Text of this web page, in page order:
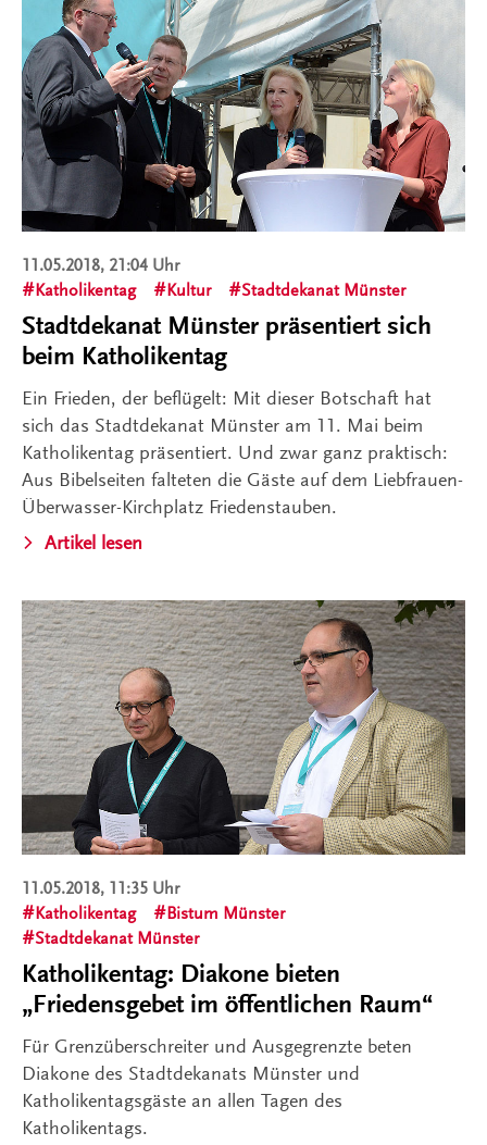
11.05.2018, 21:04 Uhr
Katholikentag
Kultur Stadtdekanat Münster
Stadtdekanat Münster präsentiert sich
beim Katholikentag
Ein Frieden, der beflügelt: Mit dieser Botschaft hat
sich das Stadtdekanat Münster am 11. Mai beim
Katholikentag präsentiert. Und zwar ganz praktisch:
Aus Bibelseiten falteten die Gäste auf dem Liebfrauen-
Überwasser-Kirchplatz Friedenstauben.
Artikel lesen
11.05.2018, 11:35 Uhr
Katholikentag
Bistum Münster
Stadtdekanat Münster
Katholikentag: Diakone bieten
„Friedensgebet im öffentlichen Raum“
Für Grenzüberschreiter und Ausgegrenzte beten
Diakone des Stadtdekanats Münster und
Katholikentagsgäste an allen Tagen des
Katholikentags.